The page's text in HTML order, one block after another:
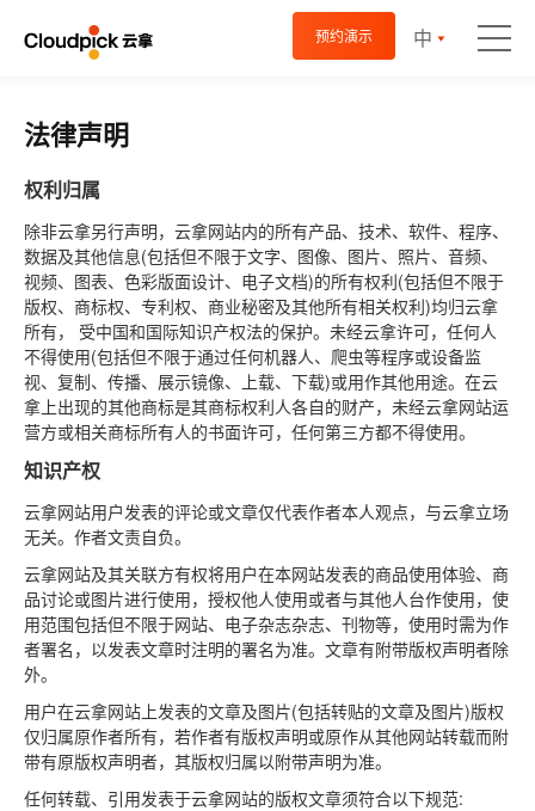
预约演示 中
法律声明
权利归属
除非云拿另行声明，云拿网站内的所有产品、技术、软件、程序、
数据及其他信息(包括但不限于文字、图像、图片、照片、音频、
视频、图表、色彩版面设计、电子文档)的所有权利(包括但不限于
版权、商标权、专利权、商业秘密及其他所有相关权利)均归云拿
所有， 受中国和国际知识产权法的保护。未经云拿许可，任何人
不得使用(包括但不限于通过任何机器人、爬虫等程序或设备监
视、复制、传播、展示镜像、上载、下载)或用作其他用途。在云
拿上出现的其他商标是其商标权利人各自的财产，未经云拿网站运
营方或相关商标所有人的书面许可，任何第三方都不得使用。
知识产权
云拿网站用户发表的评论或文章仅代表作者本人观点，与云拿立场
无关。作者文责自负。
云拿网站及其关联方有权将用户在本网站发表的商品使用体验、商
品讨论或图片进行使用，授权他人使用或者与其他人台作使用，使
用范围包括但不限于网站、电子杂志杂志、刊物等，使用时需为作
者署名，以发表文章时注明的署名为准。文章有附带版权声明者除
外。
用户在云拿网站上发表的文章及图片(包括转贴的文章及图片)版权
仅归属原作者所有，若作者有版权声明或原作从其他网站转载而附
带有原版权声明者，其版权归属以附带声明为准。
任何转载、引用发表于云拿网站的版权文章须符合以下规范: